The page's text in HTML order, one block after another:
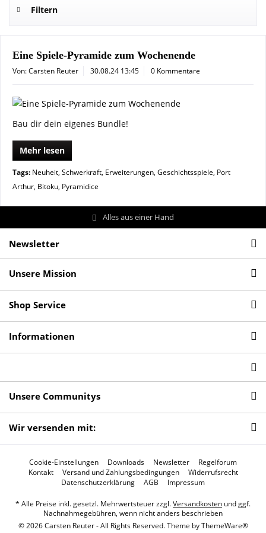
Filtern
Eine Spiele-Pyramide zum Wochenende
Von: Carsten Reuter 30.08.24 13:45 0 Kommentare
Bau dir dein eigenes Bundle!
Mehr lesen
Tags: Neuheit, Schwerkraft, Erweiterungen, Geschichtsspiele, Port
Arthur, Bitoku, Pyramidice
Alles aus einer Hand
Newsletter
Unsere Mission
Shop Service
Informationen
Unsere Communitys
Wir versenden mit:
Cookie-Einstellungen Downloads Newsletter
Regelforum
Kontakt
Versand und Zahlungsbedingungen
Widerrufsrecht
Datenschutzerklärung
AGB Impressum
* Alle Preise inkl. gesetzl. Mehrwertsteuer zzgl.Versandkosten und ggf.
Nachnahmegebühren, wenn nicht anders beschrieben
© 2026 Carsten Reuter - All Rights Reserved. Theme byThemeWare®